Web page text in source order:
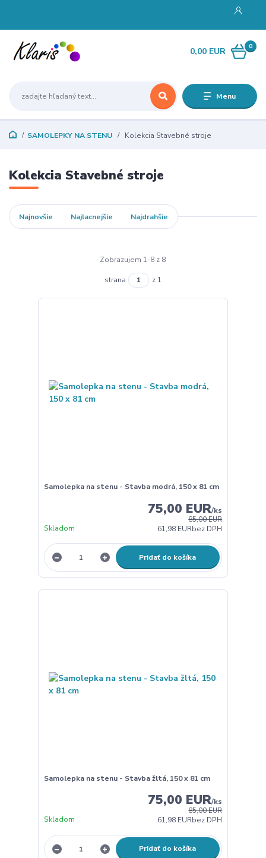
Menu
0
0,00 EUR
SAMOLEPKY NA STENU Kolekcia Stavebné stroje
Kolekcia Stavebné stroje
Najnovšie Najlacnejšie Najdrahšie
Zobrazujem 1-8 z 8
strana z 1
Samolepka na stenu - Stavba modrá, 150 x 81 cm
85,00 EUR
75,00 EUR/ks
61,98 EURbez DPH
Skladom
Pridať do košíka
Samolepka na stenu - Stavba žltá, 150 x 81 cm
85,00 EUR
75,00 EUR/ks
61,98 EURbez DPH
Skladom
Pridať do košíka